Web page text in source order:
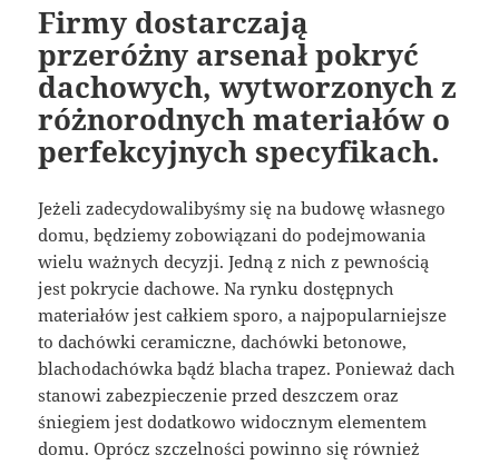
Firmy dostarczają
przeróżny arsenał pokryć
dachowych, wytworzonych z
różnorodnych materiałów o
perfekcyjnych specyfikach.
Jeżeli zadecydowalibyśmy się na budowę własnego
domu, będziemy zobowiązani do podejmowania
wielu ważnych decyzji. Jedną z nich z pewnością
jest pokrycie dachowe. Na rynku dostępnych
materiałów jest całkiem sporo, a najpopularniejsze
to dachówki ceramiczne, dachówki betonowe,
blachodachówka bądź blacha trapez. Ponieważ dach
stanowi zabezpieczenie przed deszczem oraz
śniegiem jest dodatkowo widocznym elementem
domu. Oprócz szczelności powinno się również